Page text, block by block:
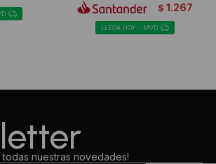
$ 1.267
LLEGA HOY - MVD
todas nuestras novedades!